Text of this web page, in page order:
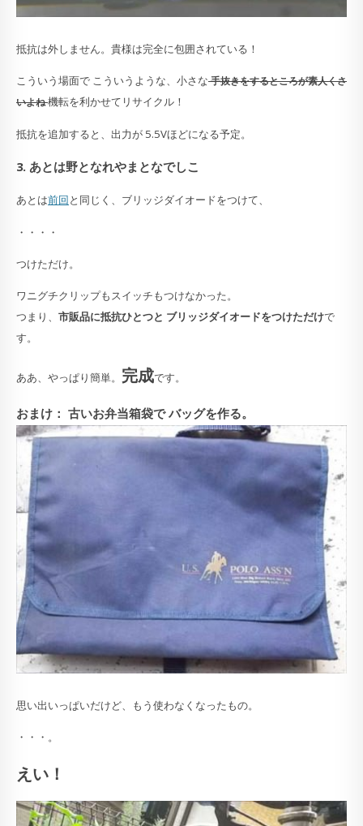
抵抗は外しません。貴様は完全に包囲されている！
こういう場面で こういうような、小さな手抜きをするところが素人くさ
いよね機転を利かせてリサイクル！
抵抗を追加すると、出力が 5.5Vほどになる予定。
3. あとは野となれやまとなでしこ
あとは前回と同じく、ブリッジダイオードをつけて、
・・・・
つけただけ。
ワニグチクリップもスイッチもつけなかった。
つまり、 市販品に抵抗ひとつと ブリッジダイオードをつけただけで
す。
ああ、やっぱり簡単。 完成です。
おまけ： 古いお弁当箱袋で バッグを作る。
思い出いっぱいだけど、もう使わなくなったもの。
・・・。
えい！